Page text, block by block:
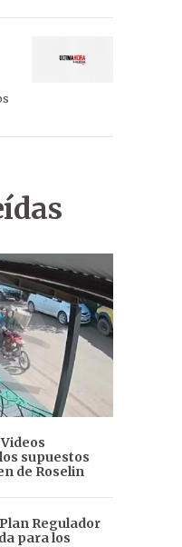
supuestos
de Roselin
Regulador
para los